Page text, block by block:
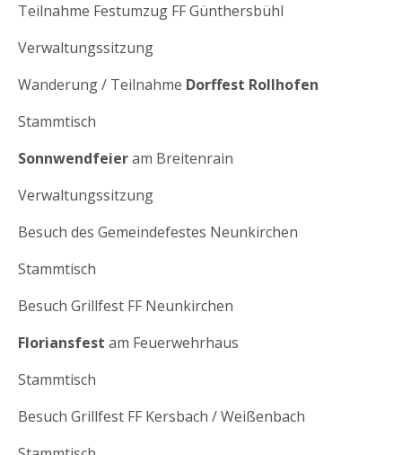
Teilnahme Festumzug FF Günthersbühl
Verwaltungssitzung
Wanderung / Teilnahme Dorffest Rollhofen
Stammtisch
Sonnwendfeieram Breitenrain
Verwaltungssitzung
Besuch des Gemeindefestes Neunkirchen
Stammtisch
Besuch Grillfest FF Neunkirchen
Floriansfest am Feuerwehrhaus
Stammtisch
Besuch Grillfest FF Kersbach / Weißenbach